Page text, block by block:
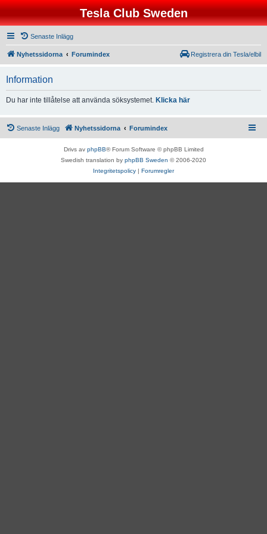
Tesla Club Sweden
Senaste Inlägg
Nyhetssidorna Forumindex Registrera din Tesla/elbil
Information
Du har inte tillåtelse att använda söksystemet. Klicka här
Senaste Inlägg Nyhetssidorna Forumindex
Drivs av phpBB® Forum Software © phpBB Limited
Swedish translation by phpBB Sweden © 2006-2020
Integritetspolicy | Forumregler